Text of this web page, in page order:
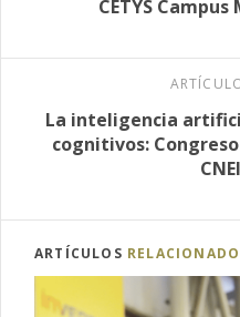
CETYS Campus
La inteligencia
cognitivos:
ARTÍCULOS